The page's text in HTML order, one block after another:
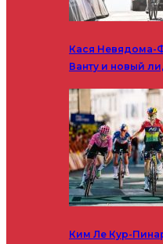
Кася Невядома-
Ванту и новый
Ким Ле Кур-